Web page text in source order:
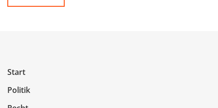
Start
Politik